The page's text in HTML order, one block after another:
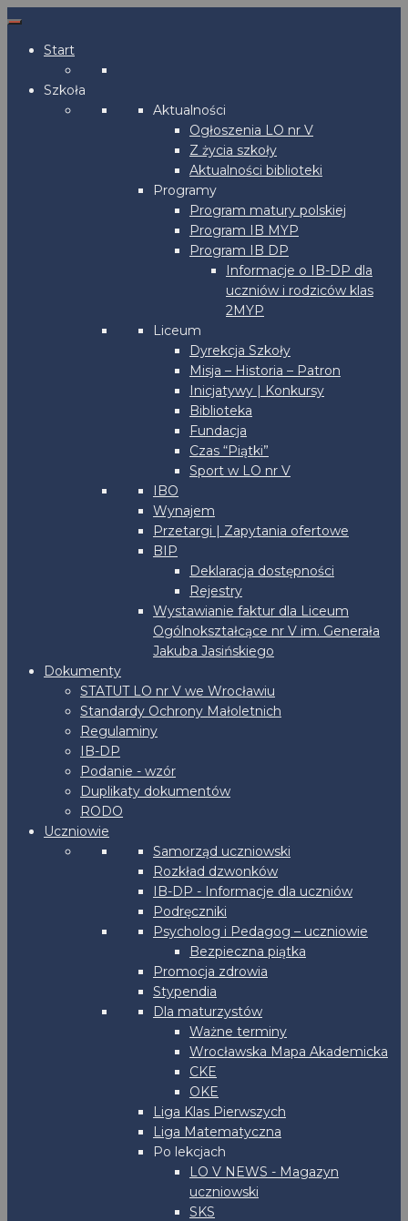
Start
Szkoła
Aktualności
Ogłoszenia LO nr V
Z życia szkoły
Aktualności biblioteki
Programy
Program matury polskiej
Program IB MYP
Program IB DP
Informacje o IB-DP dla
uczniów i rodziców klas
2MYP
Liceum
Dyrekcja Szkoły
Misja – Historia – Patron
Inicjatywy | Konkursy
Biblioteka
Fundacja
Czas “Piątki”
Sport w LO nr V
IBO
Wynajem
Przetargi | Zapytania ofertowe
BIP
Deklaracja dostępności
Rejestry
Wystawianie faktur dla Liceum
Ogólnokształcące nr V im. Generała
Jakuba Jasińskiego
Dokumenty
STATUT LO nr V we Wrocławiu
Standardy Ochrony Małoletnich
Regulaminy
IB-DP
Podanie - wzór
Duplikaty dokumentów
RODO
Uczniowie
Samorząd uczniowski
Rozkład dzwonków
IB-DP - Informacje dla uczniów
Podręczniki
Psycholog i Pedagog – uczniowie
Bezpieczna piątka
Promocja zdrowia
Stypendia
Dla maturzystów
Ważne terminy
Wrocławska Mapa Akademicka
CKE
OKE
Liga Klas Pierwszych
Liga Matematyczna
Po lekcjach
LO V NEWS - Magazyn
uczniowski
SKS